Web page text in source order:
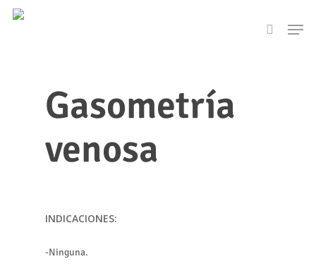
Skip
search
Gasometría
venosa
INDICACIONES:
-Ninguna.